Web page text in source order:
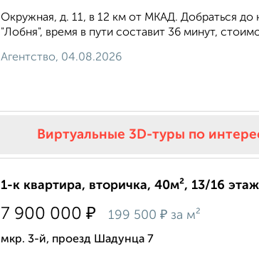
Окружная, д. 11, в 12 км от МКАД. Добраться до
"Лобня", время в пути составит 36 минут,
Агентство, 04.08.2026
Виртуальные 3D-туры по
1-к квартира, вторичка, 40м², 13/16 этаж
7 900 000 ₽ 199 500 ₽ за м²
мкр. 3-й, проезд Шадунца 7